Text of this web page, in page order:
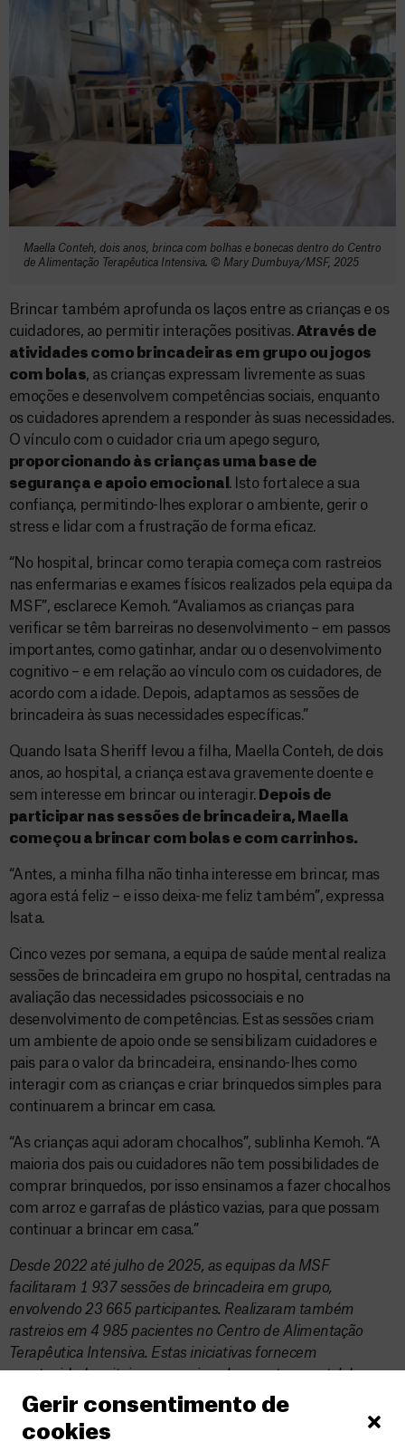
Gerir consentimento de
cookies
Maella Conteh, dois anos, brinca com bolhas e bonecas dentro do Centro
de Alimentação Terapêutica Intensiva. © Mary Dumbuya/MSF, 2025
Brincar também aprofunda os laços entre as crianças e os
cuidadores, ao permitir interações positivas. Através de
atividades como brincadeiras em grupo ou jogos
com bolas, as crianças expressam livremente as suas
emoções e desenvolvem competências sociais, enquanto
os cuidadores aprendem a responder às suas necessidades.
O vínculo com o cuidador cria um apego seguro,
proporcionando às crianças uma base de
segurança e apoio emocional . Isto fortalece a sua
confiança, permitindo-lhes explorar o ambiente, gerir o
stress e lidar com a frustração de forma eficaz.
“No hospital, brincar como terapia começa com rastreios
nas enfermarias e exames físicos realizados pela equipa da
MSF”, esclarece Kemoh. “Avaliamos as crianças para
verificar se têm barreiras no desenvolvimento – em passos
importantes, como gatinhar, andar ou o desenvolvimento
cognitivo – e em relação ao vínculo com os cuidadores, de
acordo com a idade. Depois, adaptamos as sessões de
brincadeira às suas necessidades específicas.”
Quando Isata Sheriff levou a filha, Maella Conteh, de dois
anos, ao hospital, a criança estava gravemente doente e
sem interesse em brincar ou interagir. Depois de
participar nas sessões de brincadeira, Maella
começou a brincar com bolas e com carrinhos.
“Antes, a minha filha não tinha interesse em brincar, mas
agora está feliz – e isso deixa-me feliz também”, expressa
Isata.
Cinco vezes por semana, a equipa de saúde mental realiza
sessões de brincadeira em grupo no hospital, centradas na
avaliação das necessidades psicossociais e no
desenvolvimento de competências. Estas sessões criam
um ambiente de apoio onde se sensibilizam cuidadores e
pais para o valor da brincadeira, ensinando-lhes como
interagir com as crianças e criar brinquedos simples para
continuarem a brincar em casa.
“As crianças aqui adoram chocalhos”, sublinha Kemoh. “A
maioria dos pais ou cuidadores não tem possibilidades de
comprar brinquedos, por isso ensinamos a fazer chocalhos
com arroz e garrafas de plástico vazias, para que possam
continuar a brincar em casa.”
Desde 2022 até julho de 2025, as equipas da MSF
facilitaram 1 937 sessões de brincadeira em grupo,
envolvendo 23 665 participantes. Realizaram também
rastreios em 4 985 pacientes no Centro de Alimentação
Terapêutica Intensiva. Estas iniciativas fornecem
oportunidades vitais para apoiar o bem-estar mental de
crianças em situações como as de Morrison e Maella.